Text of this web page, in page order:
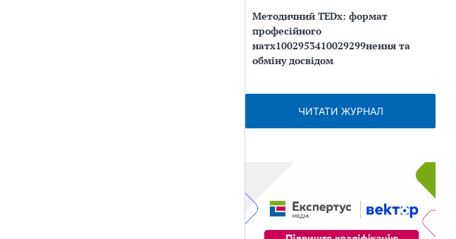
Методичний TEDx: формат
професійного
натх1002953410029299нення та
обміну досвідом
ЧИТАТИ ЖУРНАЛ